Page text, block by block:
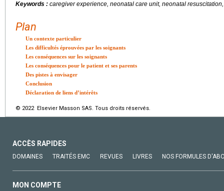
Keywords : caregiver experience, neonatal care unit, neonatal
Plan
Un contexte particulier
Les difficultés éprouvées par les soignants
Les conséquences sur les soignants
Les conséquences pour le patient et ses parents
Des pistes à envisager
Conclusion
Déclaration de liens d’intérêts
© 2022 Elsevier Masson SAS. Tous droits réservés.
ACCÈS RAPIDES
DOMAINES TRAITÉS EMC REVUES LIVRES NOS FORMULES
MON COMPTE